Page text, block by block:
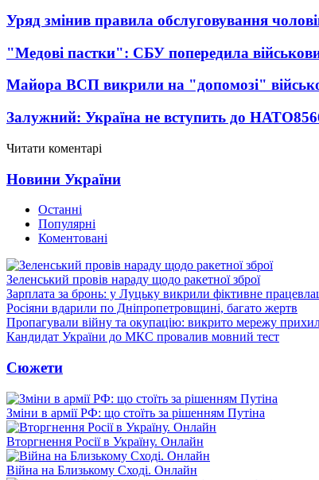
Уряд змінив правила обслуговування
"Медові пастки": СБУ попередила
Майора ВСП викрили на "допомозі"
Залужний: Україна не вступить до НАТО
Читати коментарі
Новини України
Останні
Популярні
Коментовані
Зеленський провів нараду щодо ракетної зброї
Зарплата за бронь: у Луцьку викрили фіктивне
Росіяни вдарили по Дніпропетровщині, багато жертв
Пропагували війну та окупацію: викрито мережу
Кандидат України до МКС провалив мовний тест
Сюжети
Зміни в армії РФ: що стоїть за рішенням Путіна
Вторгнення Росії в Україну. Онлайн
Війна на Близькому Сході. Онлайн